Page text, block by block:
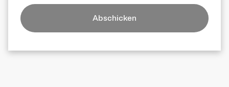
Abschicken